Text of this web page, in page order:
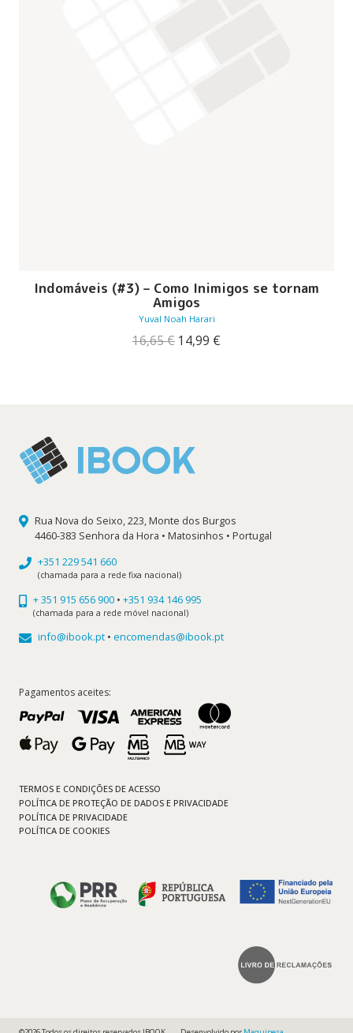
Indomáveis (#3) – Como Inimigos se tornam
Amigos
Yuval Noah Harari
16,65€ O
14,99 €
Rua Nova do Seixo, 223, Monte dos Burgos
4460-383 Senhora da Hora • Matosinhos • Portugal
+351 229 541 660
(chamada para a rede fixa nacional)
+ 351 915 656 900 • +351 934 146 995
(chamada para a rede móvel nacional)
info@ibook.pt • encomendas@ibook.pt
Pagamentos aceites:
TERMOS E CONDIÇÕES DE ACESSO
POLÍTICA DE PROTEÇÃO DE DADOS E PRIVACIDADE
POLÍTICA DE PRIVACIDADE
POLÍTICA DE COOKIES